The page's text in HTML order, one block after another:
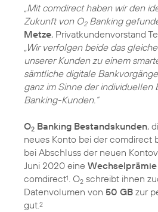
„Mit comdirect haben wir den
Zukunft von O2Banking
Metze, Privatkundenvorstand
„Wir verfolgen beide das
unserer Kunden zu einem
sämtliche digitale
ganz im Sinne der individuellen
Banking-Kunden.“
O2 Banking Bestandskunden,
neues Konto bei der comdirect
bei Abschluss der neuen
Juni 2020 eine Wechselprämie
comdirect1. O2 schreibt ihnen
Datenvolumen von 50 GB zur
gut.2